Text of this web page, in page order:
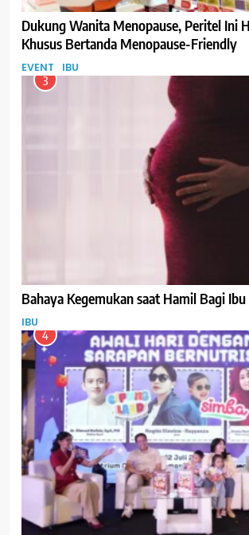
Dukung Wanita Menopause, Peritel Ini
Khusus Bertanda Menopause-Friendly
EVENT IBU
3
Bahaya Kegemukan saat Hamil Bagi Ibu
IBU
4